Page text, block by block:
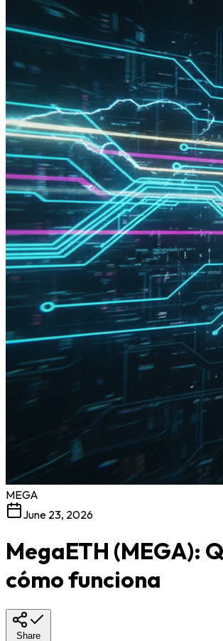
MEGA
June 23, 2026
MegaETH (MEGA):
cómo funciona
Share